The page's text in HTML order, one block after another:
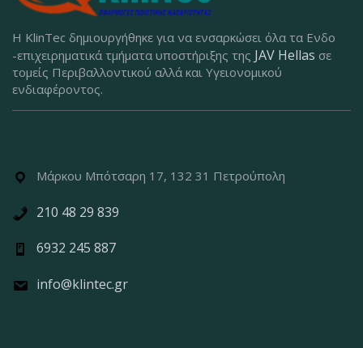
Η KlinTec δημιουργήθηκε για να ενσαρκώσει όλα τα Ενδο
-επιχειρηματικά τμήματα υποστήριξης της JAV Hellas σε
τομείς Περιβαλλοντικού αλλά και Υγειονομικού
ενδιαφέροντος.
Μάρκου Μπότσαρη 17, 132 31 Πετρούπολη
210 48 29 839
6932 245 887
info@klintec.gr